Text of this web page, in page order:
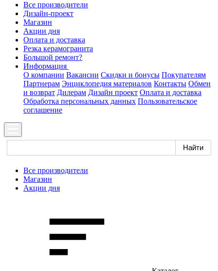
Все производители
Дизайн-проект
Магазин
Акции дня
Оплата и доставка
Резка керамогранита
Большой ремонт?
Информация
О компании Вакансии Скидки и бонусы Покупателям
Партнерам Энциклопедия материалов Контакты Обмен
и возврат Дилерам Дизайн проект Оплата и доставка
Обработка персональных данных Пользовательское
соглашение
Все производители
Магазин
Акции дня